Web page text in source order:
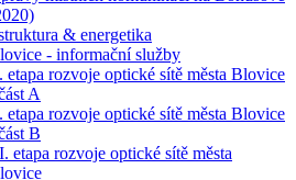
& energetika
- informační služby
etapa rozvoje optické sítě města Blovice
A
etapa rozvoje optické sítě města Blovice
B
etapa rozvoje optické sítě města